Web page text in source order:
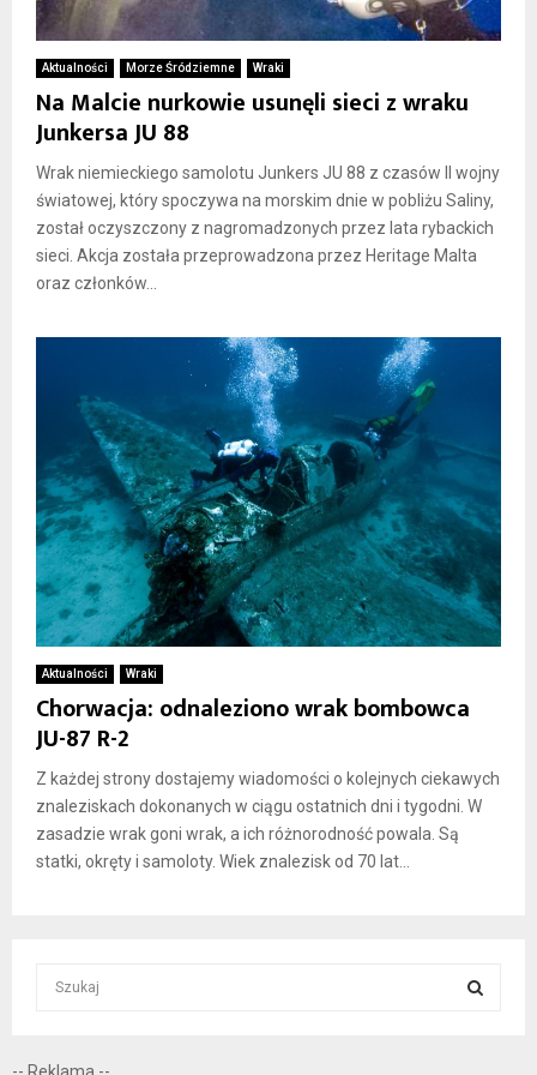
Aktualności Morze Śródziemne Wraki
Na Malcie nurkowie usunęli sieci z wraku
Junkersa JU 88
Wrak niemieckiego samolotu Junkers JU 88 z czasów II wojny
światowej, który spoczywa na morskim dnie w pobliżu Saliny,
został oczyszczony z nagromadzonych przez lata rybackich
sieci. Akcja została przeprowadzona przez Heritage Malta
oraz członków...
Aktualności Wraki
Chorwacja: odnaleziono wrak bombowca
JU-87 R-2
Z każdej strony dostajemy wiadomości o kolejnych ciekawych
znaleziskach dokonanych w ciągu ostatnich dni i tygodni. W
zasadzie wrak goni wrak, a ich różnorodność powala. Są
statki, okręty i samoloty. Wiek znalezisk od 70 lat...